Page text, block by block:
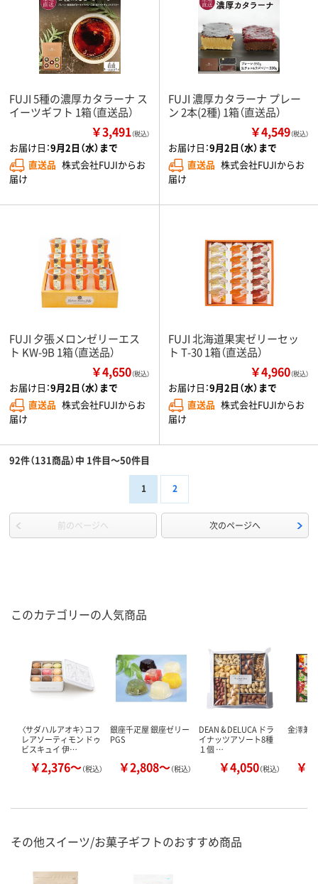
FUJI 5種の濃厚カタラーナ ス
イーツギフト 1箱（直送品）
￥3,491（税込）
お届け日：9月2日（水）まで
直送品 株式会社FUJIからお
届け
FUJI 濃厚カタラーナ プレー
ン 2本(2種) 1箱（直送品）
￥4,549（税込）
お届け日：9月2日（水）まで
直送品 株式会社FUJIからお
届け
FUJI 夕張メロンゼリーエス
ト KW-9B 1箱（直送品）
￥4,650（税込）
お届け日：9月2日（水）まで
直送品 株式会社FUJIからお
届け
FUJI 北海道果実ゼリーセッ
ト T-30 1箱（直送品）
￥4,960（税込）
お届け日：9月2日（水）まで
直送品 株式会社FUJIからお
届け
92件（131商品）中 1件目～50件目
1 2
前のページへ 次のページへ
このカテゴリーの人気商品
〈サダハルアオキ〉コフ
レアソーティモン ドゥ
ビスキュイ 伊…
￥2,376～（税込）
銀座千疋屋 銀座ゼリー
PGS
￥2,808～（税込）
DEAN & DELUCA ドラ
イナッツアソート8種
１個 …
￥4,050（税込）
金澤兼
￥
その他スイーツ/お菓子ギフトのおすすめ商品